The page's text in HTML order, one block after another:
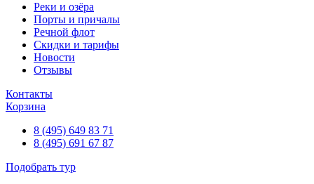
Реки и озёра
Порты и причалы
Речной флот
Скидки и тарифы
Новости
Отзывы
Контакты
Корзина
8 (495) 649 83 71
8 (495) 691 67 87
Подобрать тур